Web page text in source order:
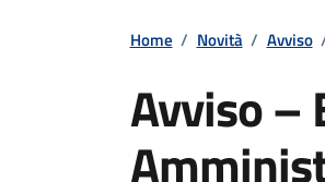
Home / Novità / Avviso
Avviso –